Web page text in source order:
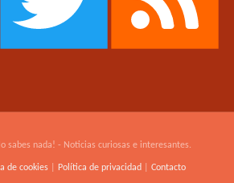
sabes nada! - Noticias curiosas e interesantes.
de cookies Política de privacidad Contacto